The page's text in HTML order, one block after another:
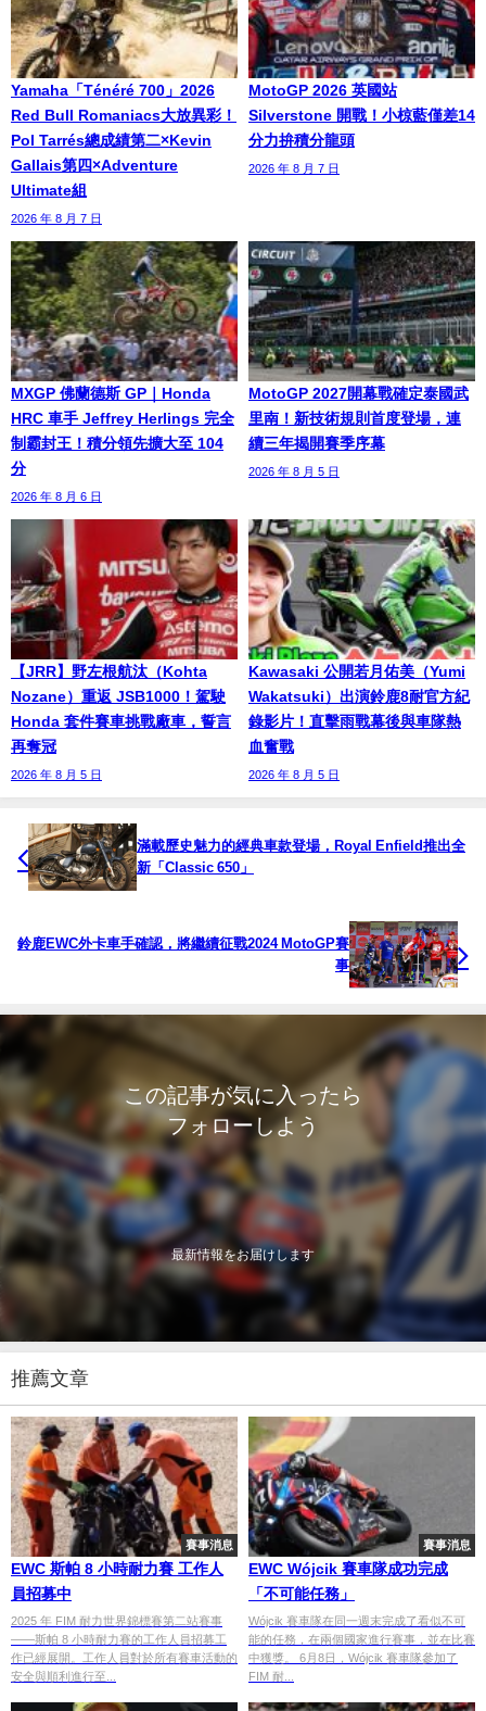
Yamaha「Ténéré 700」2026
Red Bull Romaniacs大放異彩！
Pol Tarrés總成績第二×Kevin
Gallais第四×Adventure
Ultimate組
2026 年 8 月 7 日
MotoGP 2026 英國站
Silverstone 開戰！小椋藍僅差14
分力拚積分龍頭
2026 年 8 月 7 日
MXGP 佛蘭德斯 GP｜Honda
HRC 車手 Jeffrey Herlings 完全
制霸封王！積分領先擴大至 104
分
2026 年 8 月 6 日
MotoGP 2027開幕戰確定泰國武
里南！新技術規則首度登場，連
續三年揭開賽季序幕
2026 年 8 月 5 日
【JRR】野左根航汰（Kohta
Nozane）重返 JSB1000！駕駛
Honda 套件賽車挑戰廠車，誓言
再奪冠
2026 年 8 月 5 日
Kawasaki 公開若月佑美（Yumi
Wakatsuki）出演鈴鹿8耐官方紀
錄影片！直擊雨戰幕後與車隊熱
血奮戰
2026 年 8 月 5 日
滿載歷史魅力的經典車款登場，Royal Enfield推出全
新「Classic 650」
鈴鹿EWC外卡車手確認，將繼續征戰2024 MotoGP賽
事
この記事が気に入ったら
フォローしよう
最新情報をお届けします
推薦文章
賽事消息
EWC 斯帕 8 小時耐力賽 工作人
員招募中
2025 年 FIM 耐力世界錦標賽第二站賽事
——斯帕 8 小時耐力賽的工作人員招募工
作已經展開。工作人員對於所有賽車活動的
安全與順利進行至...
賽事消息
EWC Wójcik 賽車隊成功完成
「不可能任務」
Wójcik 賽車隊在同一週末完成了看似不可
能的任務，在兩個國家進行賽事，並在比賽
中獲獎。 6月8日，Wójcik 賽車隊參加了
FIM 耐...